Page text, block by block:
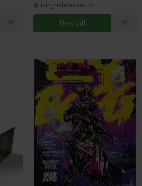
Längre leveranstid
Beställ